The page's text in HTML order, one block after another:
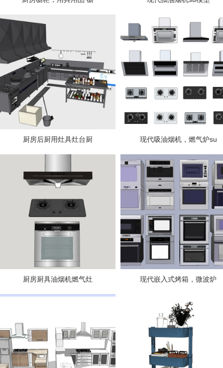
厨房后厨用灶具灶台厨 现代吸油烟机，燃气炉su
厨房厨具油烟机燃气灶 现代嵌入式烤箱，微波炉